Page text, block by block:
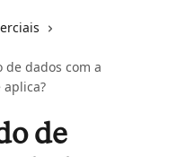
de dados com a
de